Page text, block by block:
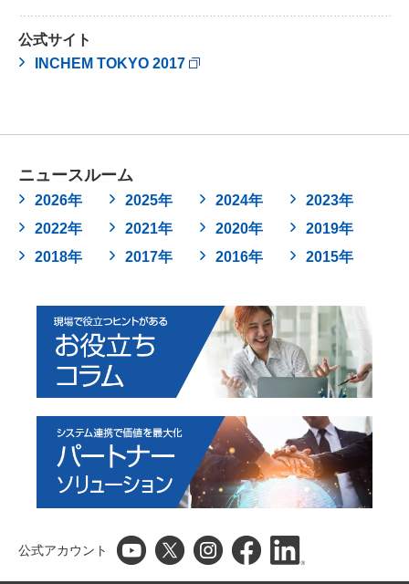
公式サイト
INCHEM TOKYO 2017
ニュースルーム
2026年 2025年 2024年
2023年
2022年
2021年 2020年
2019年
2018年
2017年 2016年 2015年
公式アカウント